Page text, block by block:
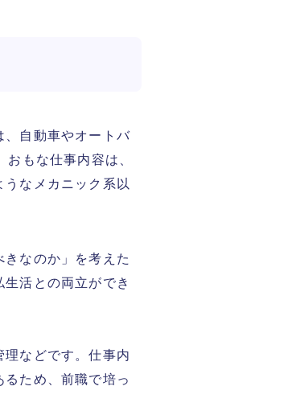
、自動車やオートバ
もな仕事内容は、
なメカニック系以
なのか」を考えた
活との両立ができ
などです。仕事内
ため、前職で培っ